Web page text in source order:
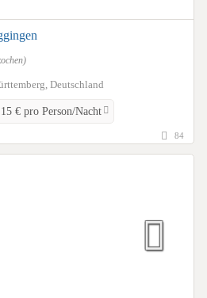
Deutschland
€ pro Person/Nacht
84